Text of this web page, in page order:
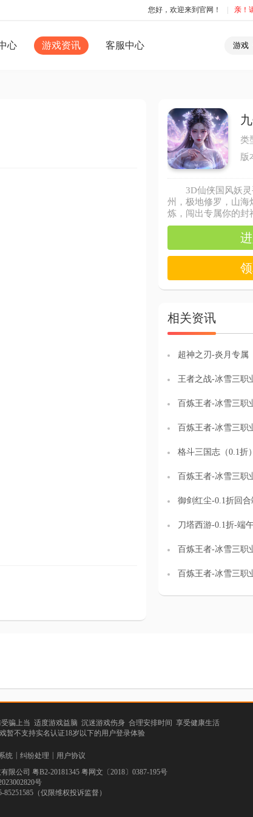
您好，欢迎来到官网！ 亲！
心 游戏资讯 客服中心
类
版
3D仙侠国风妖
州，极地修罗，山海
炼，闯出专属你的封
相关资讯
超神之刃-炎月专属
王者之战-冰雪三职
百炼王者-冰雪三职
百炼王者-冰雪三职
格斗三国志（0.1折
百炼王者-冰雪三职
御剑红尘-0.1折回合
刀塔西游-0.1折-端
百炼王者-冰雪三职业-
百炼王者-冰雪三职业-
骗上当 适度游戏益脑 沉迷游戏伤身 合理安排时间 享受健康生活
暂不支持实名认证18岁以下的用户登录体验
统 纠纷处理
用户协议
公司 粤B2-20181345 粤网文〔2018〕0387-195号
号
（仅限维权投诉监督）